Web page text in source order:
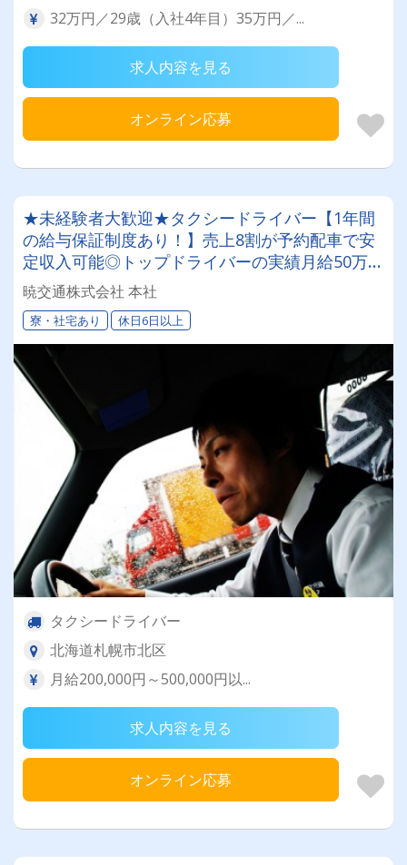
32万円／29歳（入社4年目）35万円／...
求人内容を見る
オンライン応募
★未経験者大歓迎★タクシードライバー【1年間
の給与保証制度あり！】売上8割が予約配車で安
定収入可能◎トップドライバーの実績月給50万
円!!!寮完備で6か月間家賃無料
暁交通株式会社 本社
寮・社宅あり 休日6日以上
タクシードライバー
北海道札幌市北区
月給200,000円～500,000円以...
求人内容を見る
オンライン応募